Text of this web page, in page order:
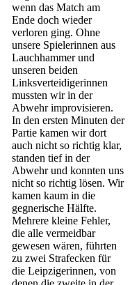
wenn das Match am
Ende doch wieder
verloren ging. Ohne
unsere Spielerinnen aus
Lauchhammer und
unseren beiden
Linksverteidigerinnen
mussten wir in der
Abwehr improvisieren.
In den ersten Minuten der
Partie kamen wir dort
auch nicht so richtig klar,
standen tief in der
Abwehr und konnten uns
nicht so richtig lösen. Wir
kamen kaum in die
gegnerische Hälfte.
Mehrere kleine Fehler,
die alle vermeidbar
gewesen wären, führten
zu zwei Strafecken für
die Leipzigerinnen, von